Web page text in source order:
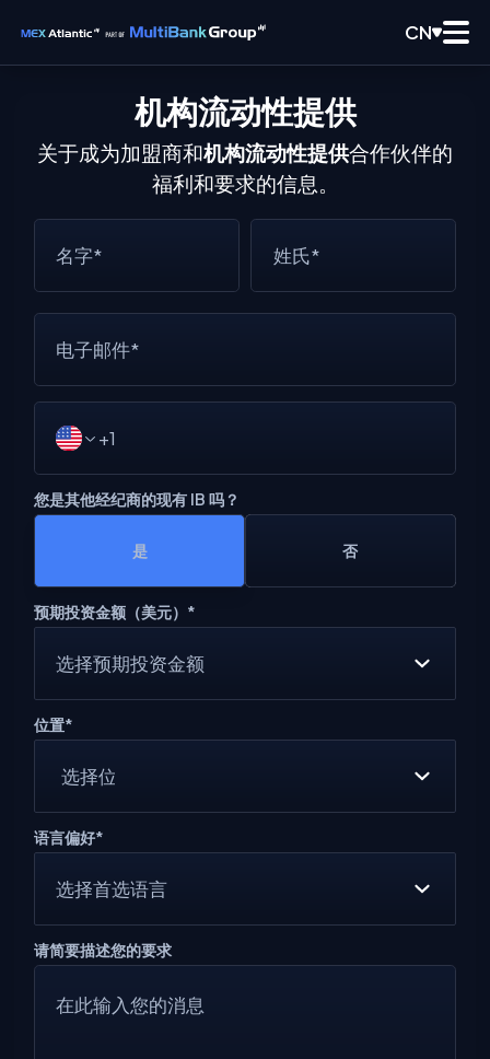
CN
机构流动性提供
关于成为加盟商和机构流动性提供合作伙伴的
福利和要求的信息。
您是其他经纪商的现有 IB 吗？
是 否
预期投资金额（美元）*
选择预期投资金额
位置*
语言偏好*
选择首选语言
请简要描述您的要求